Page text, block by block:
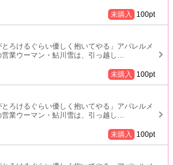
未購入 100pt
とろけるぐらい優しく抱いてやる」アパレルメ
営業ウーマン・鮎川雪は、引っ越し …
未購入 100pt
とろけるぐらい優しく抱いてやる」アパレルメ
営業ウーマン・鮎川雪は、引っ越し …
未購入 100pt